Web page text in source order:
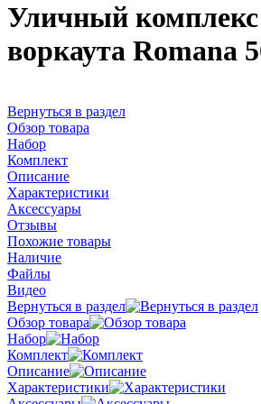
Уличный
воркаута Romana
Вернуться в раздел
Обзор товара
Набор
Комплект
Описание
Характеристики
Аксессуары
Отзывы
Похожие товары
Наличие
Файлы
Видео
Вернуться в раздел
Обзор товара
Набор
Комплект
Описание
Характеристики